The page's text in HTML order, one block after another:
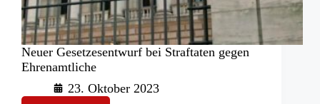
Neuer Gesetzesentwurf bei Straftaten gegen
Ehrenamtliche
23. Oktober 2023